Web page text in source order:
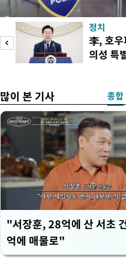
정치
李, 호우
의성 특
많이 본 기사 종합
"서장훈, 28억에 산 서초
억에 매물로"